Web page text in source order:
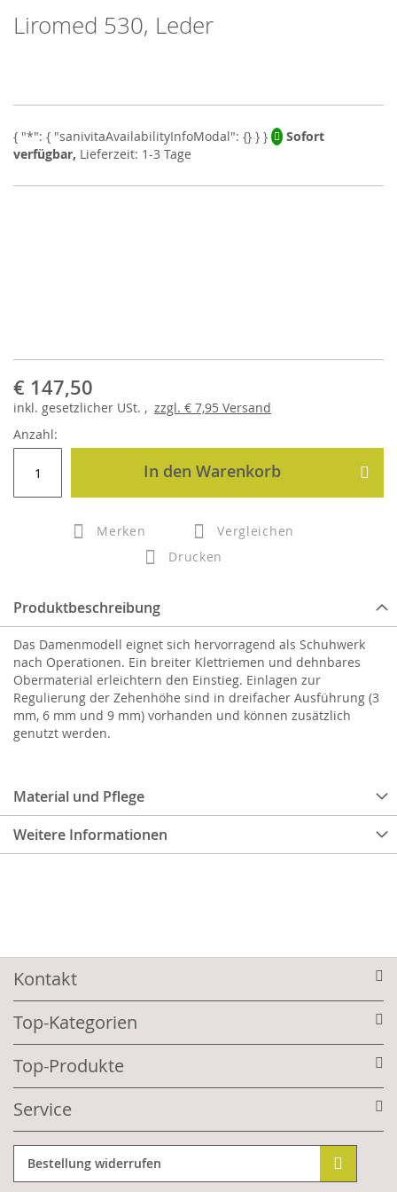
Skip
to
the
images
gallery
Liromed 530, Leder
Sofort
verfügbar, Lieferzeit: 1-3 Tage
€ 147,50
inkl. gesetzlicher USt. , zzgl. € 7,95 Versand
Anzahl:
In den Warenkorb
Merken
Vergleichen
Drucken
Produktbeschreibung
Material und Pflege
Weitere Informationen
Das Damenmodell eignet sich hervorragend als Schuhwerk
nach Operationen. Ein breiter Klettriemen und dehnbares
Obermaterial erleichtern den Einstieg. Einlagen zur
Regulierung der Zehenhöhe sind in dreifacher Ausführung (3
mm, 6 mm und 9 mm) vorhanden und können zusätzlich
genutzt werden.
Kontakt
Top-Kategorien
Top-Produkte
Service
Bestellung widerrufen